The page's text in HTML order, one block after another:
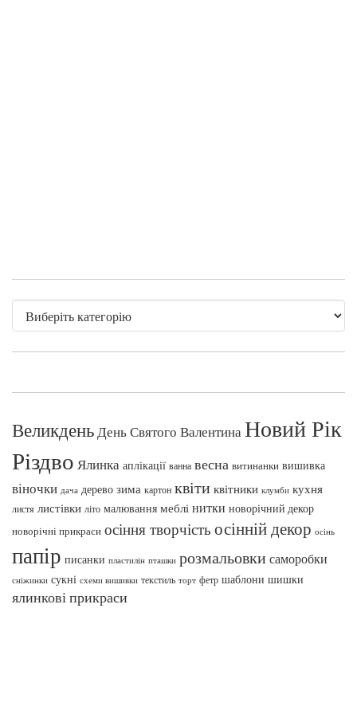
ВеликденьДень Святого ВалентинаНовий Рік
Різдво Ялинка аплікації ванна весна витинанки вишивка
віночки дача дерево зима картон квіти квітники клумби кухня
листя листівки літо малювання меблі нитки новорічний декор
новорічні прикраси осіння творчість осінній декор осінь
папір писанки пластилін пташки розмальовки саморобки
сніжинки сукні схеми вишивки текстиль торт фетр шаблони шишки
ялинкові прикраси